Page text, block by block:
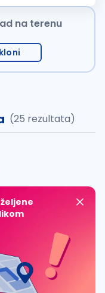
na terenu
(25 rezultata)